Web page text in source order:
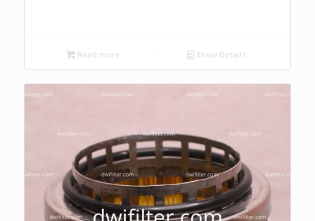
Read more Show Details